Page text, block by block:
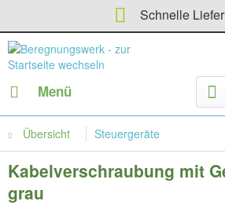
Schnelle
Menü
Übersicht Steuergeräte
Kabelverschraubung mit
grau